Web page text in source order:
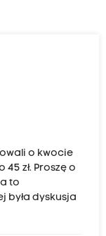
o kwocie
45 zł. Proszę o
to
była dyskusja